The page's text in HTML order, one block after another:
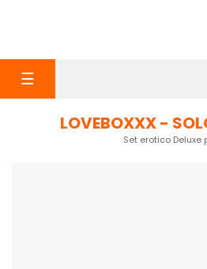
navigazione
☰
LOVEBOXXX -
Set erotico Deluxe